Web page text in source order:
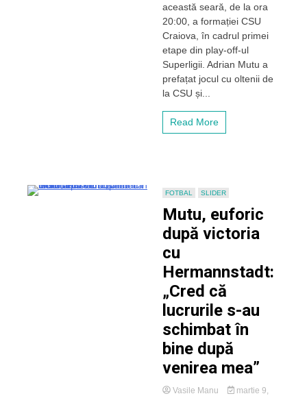
meciului
cu
CSU
Craiova:
„Consider
că
avem
această seară, de la ora
20:00, a formației CSU
Craiova, în cadrul primei
etape din play-off-ul
Superligii. Adrian Mutu a
prefațat jocul cu oltenii de
la CSU și...
Read More
FOTBAL SLIDER
Mutu, euforic
după victoria
cu
Hermannstadt:
„Cred că
lucrurile s-au
schimbat în
bine după
venirea mea”
Vasile Manu
martie 9,